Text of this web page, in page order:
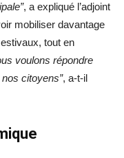
, a expliqué l’adjoint
mobiliser davantage
tout en
voulons répondre
citoyens”, a-t-il